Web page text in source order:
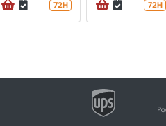
72H 72H